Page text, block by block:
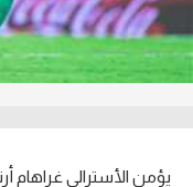
يؤمن الأسترالي غراهام